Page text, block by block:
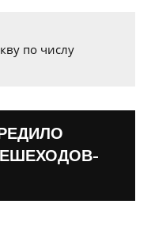
по числу